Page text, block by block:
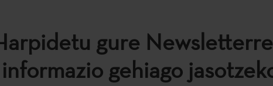
gure
informazio gehiago